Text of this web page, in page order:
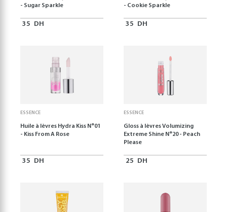
- Sugar Sparkle
35 DH
- Cookie Sparkle
35 DH
ESSENCE
Huile à lèvres Hydra Kiss N°01
- Kiss From A Rose
35 DH
ESSENCE
Gloss à lèvres Volumizing
Extreme Shine N°20 - Peach
Please
25 DH